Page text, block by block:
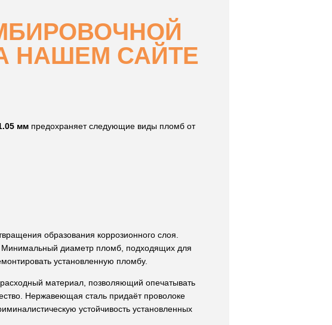
НАШЕМ САЙТЕ
мм предохраняет следующие виды пломб от
образования коррозионного слоя.
диаметр пломб, подходящих для
установленную пломбу.
материал, позволяющий опечатывать
Нержавеющая сталь придаёт проволоке
устойчивость установленных